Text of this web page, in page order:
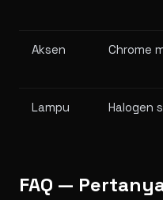
Aksen Chrome
Lampu Halogen
FAQ —